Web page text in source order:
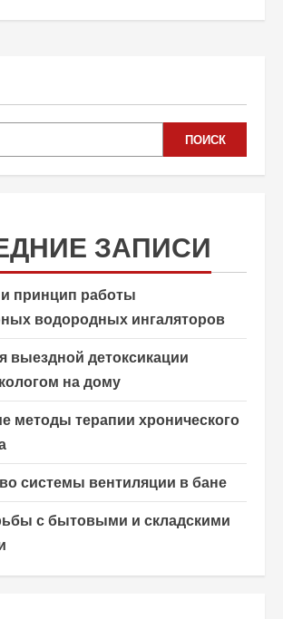
ПОИСК
ЗАПИСИ
принцип работы
водородных ингаляторов
выездной детоксикации
на дому
методы терапии хронического
системы вентиляции в бане
с бытовыми и складскими